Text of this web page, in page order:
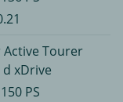
Active Tourer
d xDrive
PS